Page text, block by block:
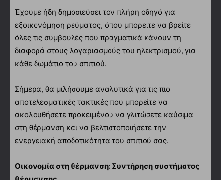
Έχουμε ήδη δημοσιεύσει τον πλήρη οδηγό για
εξοικονόμηση ρεύματος, όπου μπορείτε να βρείτε
όλες τις συμβουλές που πραγματικά κάνουν τη
διαφορά στους λογαριασμούς του ηλεκτρισμού, για
κάθε δωμάτιο του σπιτιού.
Σήμερα, θα μιλήσουμε αναλυτικά για τις πιο
αποτελεσματικές τακτικές που μπορείτε να
ακολουθήσετε προκειμένου να γλιτώσετε καύσιμα
στη θέρμανση και να βελτιστοποιήσετε την
ενεργειακή αποδοτικότητα του σπιτιού σας.
Οικονομία στη θέρμανση: Συντήρηση συστήματος